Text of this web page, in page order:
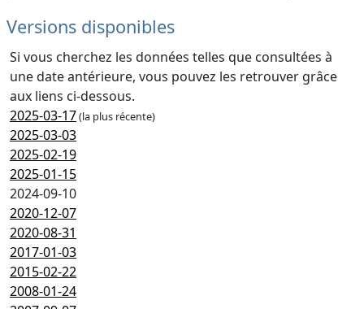
Versions disponibles
Si vous cherchez les données telles que consultées à
une date antérieure, vous pouvez les retrouver grâce
aux liens ci-dessous.
2025-03-17(la plus récente)
2025-03-03
2025-02-19
2025-01-15
2024-09-10
2020-12-07
2020-08-31
2017-01-03
2015-02-22
2008-01-24